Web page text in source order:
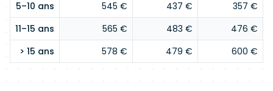
5–10 ans
545 € 437 €
357 €
11–15 ans
565 € 483 €
476 €
> 15 ans
578 € 479 € 600 €